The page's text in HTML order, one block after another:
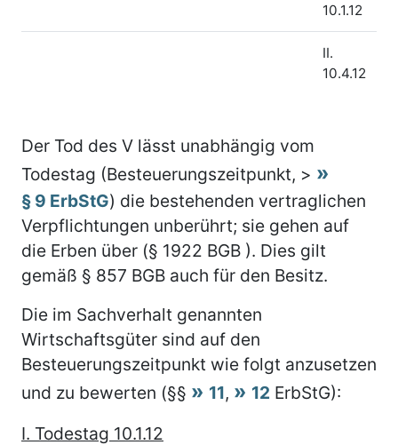
10.1.12
II.
10.4.12
Der Tod des V lässt unabhängig vom
Todestag (Besteuerungszeitpunkt, >
§ 9 ErbStG) die bestehenden vertraglichen
Verpflichtungen unberührt; sie gehen auf
die Erben über (§ 1922 BGB ). Dies gilt
gemäß § 857 BGB auch für den Besitz.
Die im Sachverhalt genannten
Wirtschaftsgüter sind auf den
Besteuerungszeitpunkt wie folgt anzusetzen
und zu bewerten (§§
11, 12 ErbStG):
I. Todestag 10.1.12